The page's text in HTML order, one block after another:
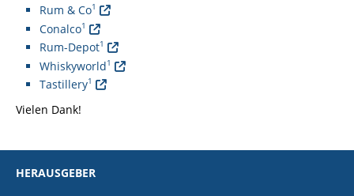
Rum & Co1
Conalco1
Rum-Depot1
Whiskyworld1
Tastillery1
Vielen Dank!
HERAUSGEBER